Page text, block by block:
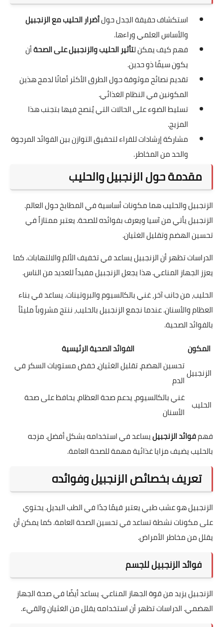
استكشاف حقيقة الجدل حولأضرار الحليب مع الزنجبيل
والأساس العلمي وراءها.
فهم كيف يمكن لتأثير الحليب والزنجبيل على الصحةأن
يكون سيفًا ذو حدين.
تقديم نصائح موثوقة حول الطرق الأكثر أمانًا لدمج هذين
المكونين في النظام الغذائي.
تسليط الضوء على الحالات التي يُنصح فيها بتجنب هذا
المزيج.
مشاركة إرشادات للقراء لتحقيق التوازن بين الفوائد المرجوة
والحد من المخاطر.
مقدمة حول الزنجبيل والحليب
الزنجبيل والحليب هما مكونات أساسية في المطابخ حول العالم.
الزنجبيل يأتي من آسيا ويعرف بفوائده للصحة. يعتبر ممتازاً في
تحسين الهضم وتقليل الغثيان.
الدراسات تظهر أن الزنجبيل يساعد في تخفيف الألم والالتهابات. كما
يعزز الجهاز المناعي. هذا يجعل الزنجبيل مفيداً للعديد من الناس.
الحليب، من جانب آخر، غني بالكالسيوم والبروتينات. يساعد في بناء
العظام والأسنان. عندما نجمع الزنجبيل بالحليب، ننتج مشروباً مليئاً
بالفوائد الصحية.
المكون
الفوائد الصحية الرئيسية
الزنجبيل
تحسين الهضم، تقليل الغثيان، خفض مستويات السكر في
الدم
الحليب
غني بالكالسيوم، يدعم صحة العظام، يحافظ على صحة
الأسنان
فهمفوائد الزنجبيليساعد في استخدامه بشكل أفضل. مزجه
بالحليب يضيف مزايا غذائية مهمة للصحة العامة.
تعريف بخصائص الزنجبيل وفوائده
الزنجبيل هو عشب طبي يعتبر قيمًا جدًا في الطب البديل. يحتوي
على مكونات نشطة تساعد في تحسين الصحة العامة. كما يمكن أن
يقلل من مخاطر الأمراض.
فوائد الزنجبيل للجسم
الزنجبيل يزيد من قوة الجهاز المناعي. يساعد أيضًا في صحة الجهاز
الهضمي. الدراسات تظهر أن استخدامه يقلل من الغثيان والقيء.